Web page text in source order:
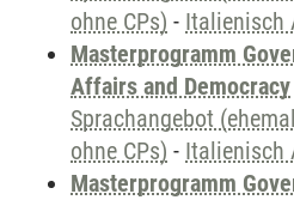
ohne CPs) - Italienisch
Masterprogramm
Affairs and Democracy
Sprachangebot
ohne CPs) - Italienisch
Masterprogramm